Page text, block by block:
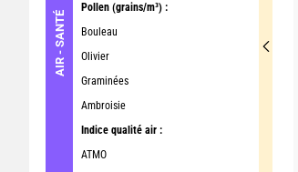
AIR - SANTÉ
Pollen (grains/m³) :
Bouleau
Olivier
Graminées
Ambroisie
Indice qualité air :
ATMO